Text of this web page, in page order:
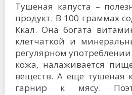
Тушеная капуста –
продукт. В 100 граммах
Ккал. Она богата
клетчаткой и
регулярном
кожа, налаживается
веществ. А еще тушеная
гарнир к мясу.